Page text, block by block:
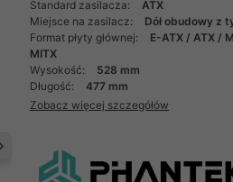
Następny
Standard zasilacza:
ATX
Miejsce na zasilacz:
Dół obudowy z
Format płyty głównej:
E-ATX / ATX /
MITX
Wysokość:
528 mm
Długość:
477 mm
Zobacz więcej szczegółów